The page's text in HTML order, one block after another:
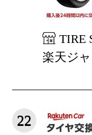
TIRE
楽天ジ
22